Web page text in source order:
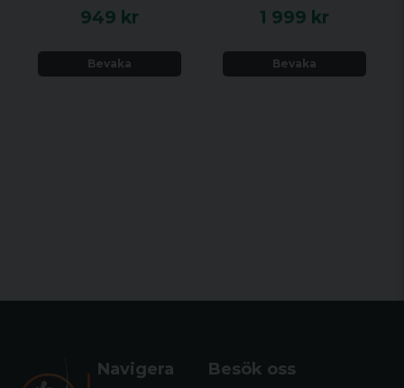
949 kr
Bevaka
1 999 kr
Bevaka
Navigera Besök oss